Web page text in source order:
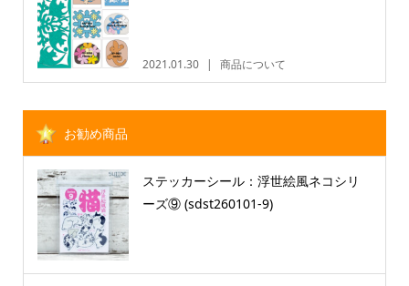
2021.01.30 商品について
お勧め商品
ステッカーシール：浮世絵風ネコシリ
ーズ⑨ (sdst260101-9)